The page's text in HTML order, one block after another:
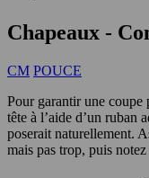
Chapeaux -
CM POUCE
Pour garantir une coupe
tête à l’aide d’un ruban
poserait naturellement.
mais pas trop, puis